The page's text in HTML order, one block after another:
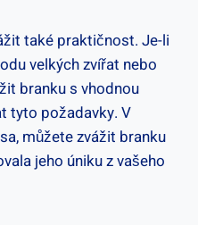
také ​praktičnost. Je-li
velkých⁢ zvířat nebo
branku s vhodnou
tyto požadavky. V
můžete⁢ zvážit⁣ branku⁢
jeho‌ úniku z vašeho